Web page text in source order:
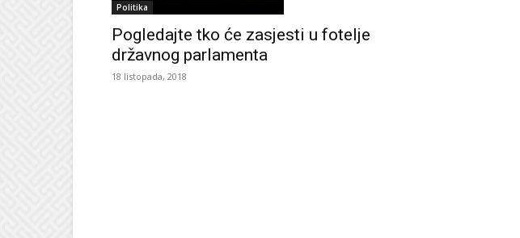
Politika
Pogledajte tko će zasjesti u fotelje
državnog parlamenta
18 listopada, 2018